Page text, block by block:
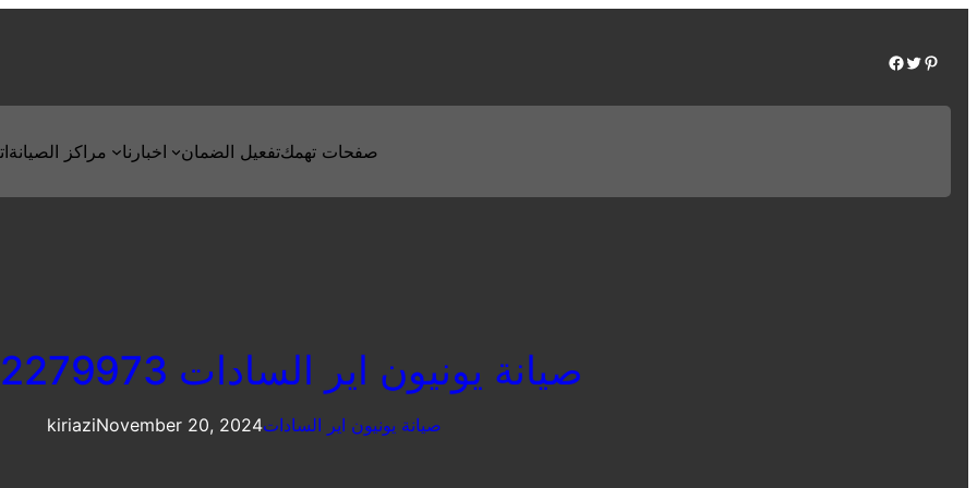
Facebook Twitter Pinterest
مراكز الصيانة اخبارنا تفعيل الضمانصفحات تهمك
صيانة يونيون اير السادات 01092279973
kiriaziNovember 20, 2024صيانة يونيون اير السادات